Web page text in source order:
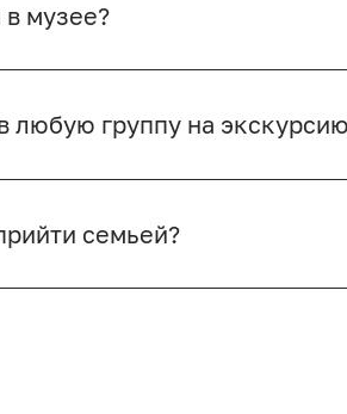
в музее?
любую группу на
семьей?